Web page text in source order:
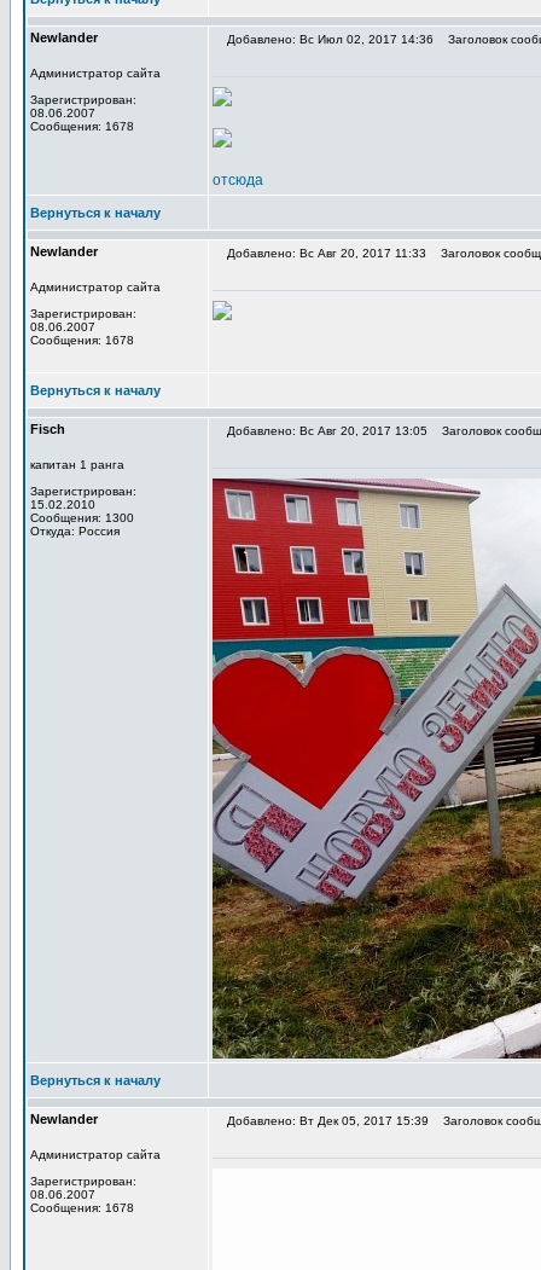
Newlander
Администратор сайта
Зарегистрирован:
08.06.2007
Сообщения: 1678
Добавлено: Вс Июл 02, 2017 14:36 Заголовок
отсюда
Вернуться к началу
Newlander
Администратор сайта
Зарегистрирован:
08.06.2007
Сообщения: 1678
Добавлено: Вс Авг 20, 2017 11:33 Заголовок
Вернуться к началу
Fisch
капитан 1 ранга
Зарегистрирован:
15.02.2010
Сообщения: 1300
Откуда: Россия
Добавлено: Вс Авг 20, 2017 13:05 Заголовок
Вернуться к началу
Newlander
Администратор сайта
Зарегистрирован:
08.06.2007
Сообщения: 1678
Добавлено: Вт Дек 05, 2017 15:39 Заголовок